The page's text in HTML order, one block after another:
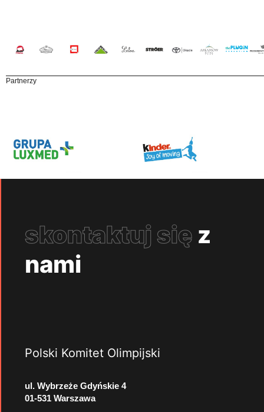
Partnerzy
skontaktuj się z
nami
Polski Komitet Olimpijski
ul. Wybrzeże Gdyńskie 4
01-531 Warszawa